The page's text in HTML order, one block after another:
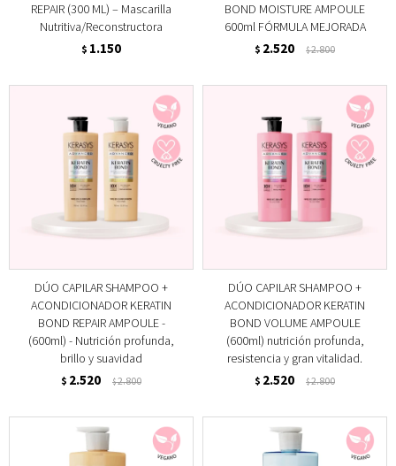
REPAIR (300 ML) – Mascarilla
Nutritiva/Reconstructora
$ 1.150
BOND MOISTURE AMPOULE
600ml FÓRMULA MEJORADA
$ 2.520 $2.800
DÚO CAPILAR SHAMPOO +
ACONDICIONADOR KERATIN
BOND REPAIR AMPOULE -
(600ml) - Nutrición profunda,
brillo y suavidad
$ 2.520 $2.800
DÚO CAPILAR SHAMPOO +
ACONDICIONADOR KERATIN
BOND VOLUME AMPOULE
(600ml) nutrición profunda,
resistencia y gran vitalidad.
$ 2.520 $2.800